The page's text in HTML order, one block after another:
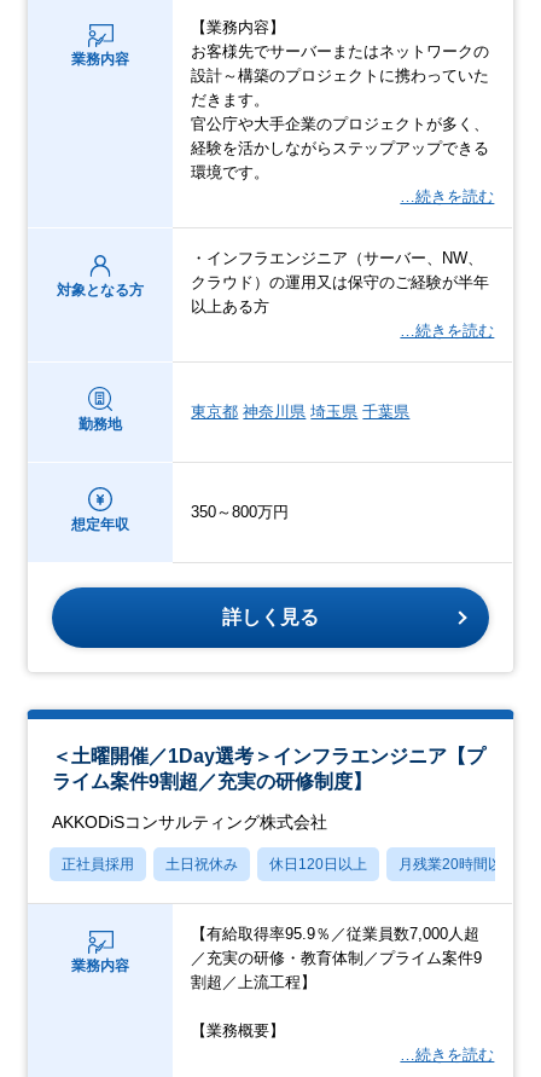
業務内容
【業務内容】
お客様先でサーバーまたはネットワークの
設計～構築のプロジェクトに携わっていた
だきます。
官公庁や大手企業のプロジェクトが多く、
経験を活かしながらステップアップできる
環境です。
…続きを読む
対象となる方
・インフラエンジニア（サーバー、NW、
クラウド）の運用又は保守のご経験が半年
以上ある方
…続きを読む
勤務地
東京都 神奈川県 埼玉県 千葉県
想定年収
350～800万円
詳しく見る
＜土曜開催／1Day選考＞インフラエンジニア【プ
ライム案件9割超／充実の研修制度】
AKKODiSコンサルティング株式会社
正社員採用 土日祝休み 休日120日以上 月残業20時間以内
業務内容
【有給取得率95.9％／従業員数7,000人超
／充実の研修・教育体制／プライム案件9
割超／上流工程】
【業務概要】
…続きを読む